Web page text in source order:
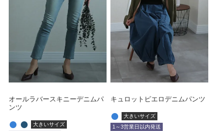
オールラバースキニーデニムパ
ンツ
大きいサイズ
キュロットピエロデニムパンツ
大きいサイズ
1～3営業日以内発送